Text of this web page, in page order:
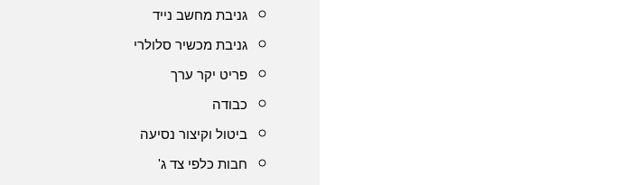
גניבת מחשב נייד
גניבת מכשיר סלולרי
פריט יקר ערך
כבודה
ביטול וקיצור נסיעה
חבות כלפי צד ג'